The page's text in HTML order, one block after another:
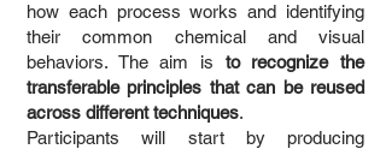
how each process works and identifying
their common chemical and visual
behaviors. The aim is to recognize the
transferable principles that can be reused
across different techniques.
Participants will start by producing